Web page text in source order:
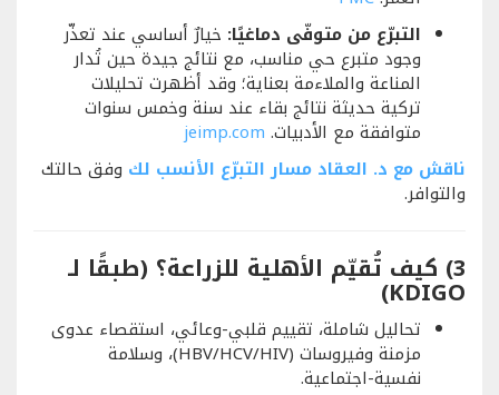
التبرّع من متوفّى دماغيًا: خيارٌ أساسي عند تعذّر
وجود متبرع حي مناسب، مع نتائج جيدة حين تُدار
المناعة والملاءمة بعناية؛ وقد أظهرت تحليلات
تركية حديثة نتائج بقاء عند سنة وخمس سنوات
متوافقة مع الأدبيات. jeimp.com
ناقش مع د. العقاد مسار التبرّع الأنسب لك وفق حالتك
والتوافر.
3) كيف تُقيّم الأهلية للزراعة؟ (طبقًا لـ
KDIGO)
تحاليل شاملة، تقييم قلبي-وعائي، استقصاء عدوى
مزمنة وفيروسات (HBV/HCV/HIV)، وسلامة
نفسية-اجتماعية.